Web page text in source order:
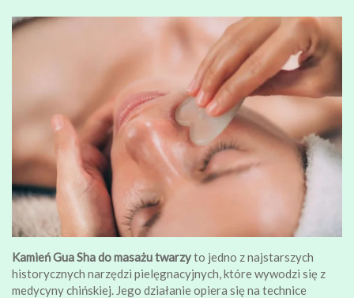
Kamień Gua Sha do masażu twarzyto jedno z najstarszych
historycznych narzędzi pielęgnacyjnych, które wywodzi się z
medycyny chińskiej. Jego działanie opiera się na technice